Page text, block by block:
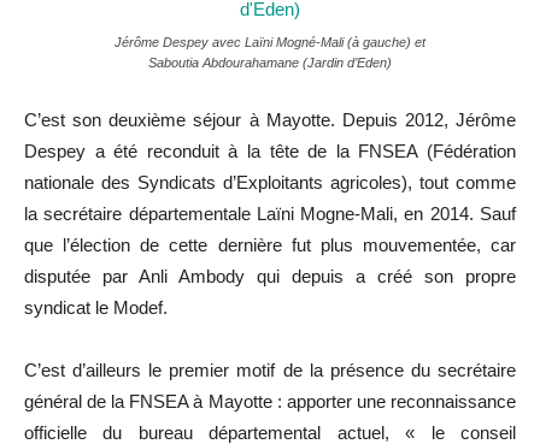
Jérôme Despey avec Laïni Mogné-Mali (à gauche) et
Saboutia Abdourahamane (Jardin d’Eden)
C’est son deuxième séjour à Mayotte. Depuis 2012, Jérôme
Despey a été reconduit à la tête de la FNSEA (Fédération
nationale des Syndicats d’Exploitants agricoles), tout comme
la secrétaire départementale Laïni Mogne-Mali, en 2014. Sauf
que l’élection de cette dernière fut plus mouvementée, car
disputée par Anli Ambody qui depuis a créé son propre
syndicat le Modef.
C’est d’ailleurs le premier motif de la présence du secrétaire
général de la FNSEA à Mayotte : apporter une reconnaissance
officielle du bureau départemental actuel, « le conseil